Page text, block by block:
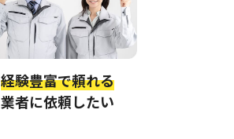
経験豊富で頼れる
業者に依頼したい